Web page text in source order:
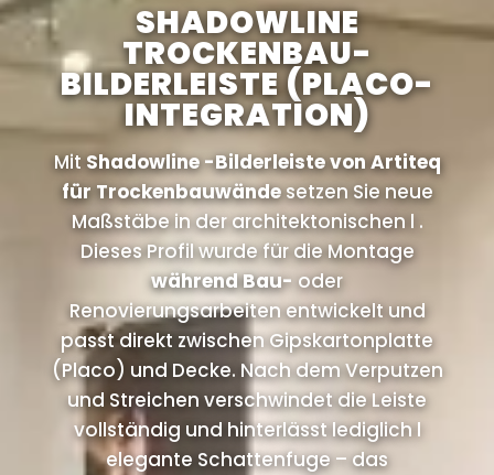
SHADOWLINE
TROCKENBAU-
BILDERLEISTE (PLACO-
INTEGRATION)
MitShadowline -Bilderleiste von Artiteq
für Trockenbauwändesetzen Sie neue
Maßstäbe in der architektonischen l .
Dieses Profil wurde für die Montage
während Bau- oder
Renovierungsarbeiten entwickelt und
passt direkt zwischen Gipskartonplatte
(Placo) und Decke. Nach dem Verputzen
und Streichen verschwindet die Leiste
vollständig und hinterlässt lediglich l
elegante Schattenfuge – das